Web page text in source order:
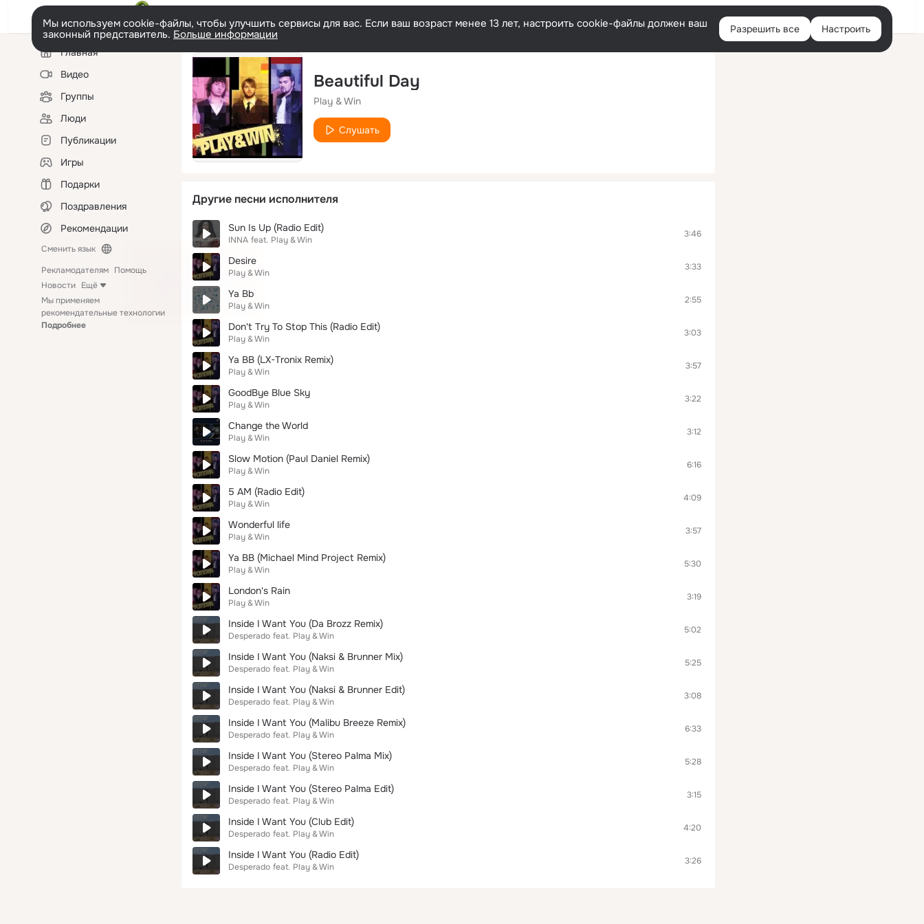
Войти
Мы используем cookie-файлы, чтобы улучшить сервисы для вас. Если ваш возраст менее 13 лет, настроить cookie-файлы должен ваш
законный представитель. Больше информации Разрешить все Настроить
Левая
колонкаГлавная
Видео
Группы
Люди
Публикации
Игры
Подарки
Поздравления
Рекомендации
Сменить язык
Рекламодателям Помощь
Новости Ещё
Мы применяем
рекомендательные технологии
Подробнее
Beautiful Day
Play & Win
Слушать
Другие песни исполнителя
Sun Is Up (Radio Edit)
INNA feat. Play & Win
3:46
Desire
Play & Win
3:33
Ya Bb
Play & Win
2:55
Don't Try To Stop This (Radio Edit)
Play & Win
3:03
Ya BB (LX-Tronix Remix)
Play & Win
3:57
GoodBye Blue Sky
Play & Win
3:22
Change the World
Play & Win
3:12
Slow Motion (Paul Daniel Remix)
Play & Win
6:16
5 AM (Radio Edit)
Play & Win
4:09
Wonderful life
Play & Win
3:57
Ya BB (Michael Mind Project Remix)
Play & Win
5:30
London's Rain
Play & Win
3:19
Inside I Want You (Da Brozz Remix)
Desperado feat. Play & Win
5:02
Inside I Want You (Naksi & Brunner Mix)
Desperado feat. Play & Win
5:25
Inside I Want You (Naksi & Brunner Edit)
Desperado feat. Play & Win
3:08
Inside I Want You (Malibu Breeze Remix)
Desperado feat. Play & Win
6:33
Inside I Want You (Stereo Palma Mix)
Desperado feat. Play & Win
5:28
Inside I Want You (Stereo Palma Edit)
Desperado feat. Play & Win
3:15
Inside I Want You (Club Edit)
Desperado feat. Play & Win
4:20
Inside I Want You (Radio Edit)
Desperado feat. Play & Win
3:26